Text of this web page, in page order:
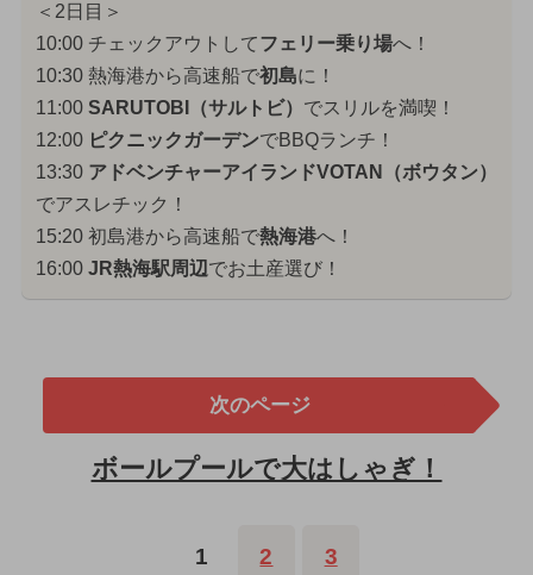
＜2日目＞
10:00 チェックアウトしてフェリー乗り場へ！
10:30 熱海港から高速船で初島に！
11:00 SARUTOBI（サルトビ） でスリルを満喫！
12:00 ピクニックガーデンでBBQランチ！
13:30 アドベンチャーアイランドVOTAN（ボウタン）
でアスレチック！
15:20 初島港から高速船で熱海港へ！
16:00 JR熱海駅周辺でお土産選び！
次のページ
ボールプールで大はしゃぎ！
1 2 3